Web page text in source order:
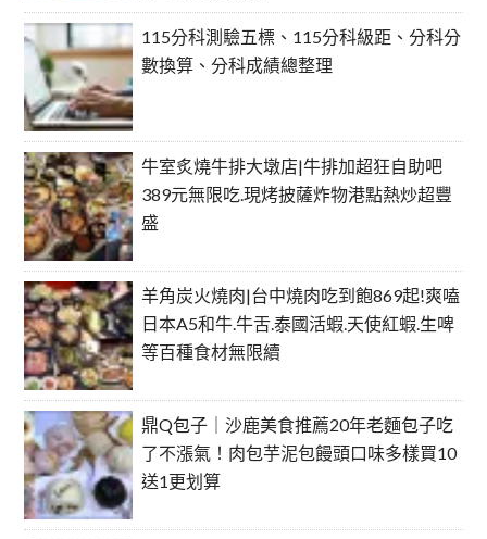
115分科測驗五標、115分科級距、分科分
數換算、分科成績總整理
牛室炙燒牛排大墩店|牛排加超狂自助吧
389元無限吃.現烤披薩炸物港點熱炒超豐
盛
羊角炭火燒肉|台中燒肉吃到飽869起!爽嗑
日本A5和牛.牛舌.泰國活蝦.天使紅蝦.生啤
等百種食材無限續
鼎Q包子｜沙鹿美食推薦20年老麵包子吃
了不漲氣！肉包芋泥包饅頭口味多樣買10
送1更划算